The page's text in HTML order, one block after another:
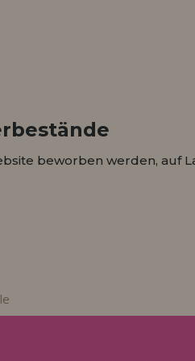
beworben werden, auf